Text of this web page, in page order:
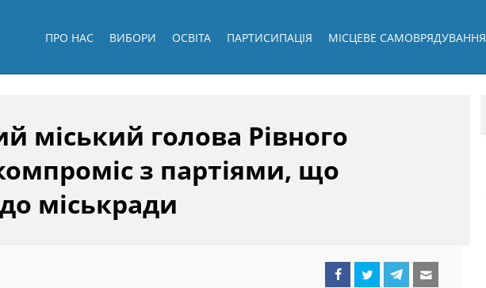
ПРО НАС ВИБОРИ ОСВІТА ПАРТИСИПАЦІЯ МІСЦЕВЕ САМОВРЯДУВАННЯ
міський голова Рівного
з партіями, що
міськради